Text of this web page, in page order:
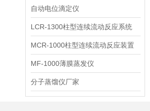
自动电位滴定仪
LCR-1300柱型连续流动反应系统
MCR-1000柱型连续流动反应装置
MF-1000薄膜蒸发仪
分子蒸馏仪厂家